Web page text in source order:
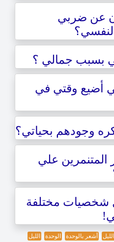
عن ضربي
بسبب جمالي ؟
أضيع وقتي في
وجودهم بحياتي؟
علي
شخصيات مختلفة
أشعر بالوحدة الوحدة
الليل